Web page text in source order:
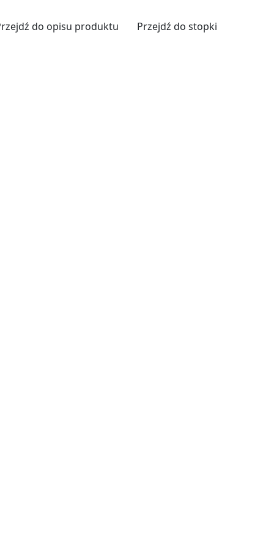
do opisu produktu Przejdź do stopki